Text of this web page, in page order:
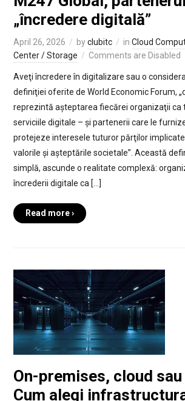
„încredere digitală”
April 26, 2026 byclubitc in Cloud
Center / Storage
Comments are Disabled
Aveţi încredere în digitalizare sau o
definiţiei oferite de World Economic Forum,
reprezintă așteptarea fiecărei organizaţii ca
serviciile digitale – și partenerii care le
protejeze interesele tuturor părţilor
valorile și așteptările societale”. Această
simplă, ascunde o realitate complexă:
încrederii digitale ca […]
Read more ›
On-premises, cloud
Cum alegi